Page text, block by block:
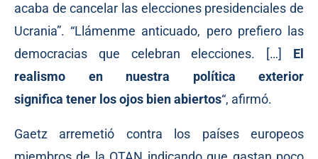
acaba decancelar las elecciones presidenciales de
Ucrania”. “Llámenme anticuado, pero prefiero las
democracias que celebran elecciones. […] El
realismo en nuestra política exterior
significa tener los ojos bien abiertos“, afirmó.
Gaetz arremetió contra los países europeos